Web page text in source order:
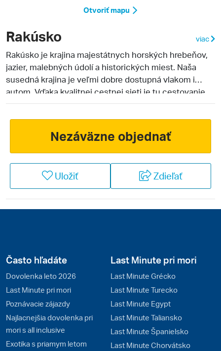
Otvoriť mapu
Rakúsko viac
Rakúsko je krajina majestátnych horských hrebeňov,
jazier, malebných údolí a historických miest. Naša
susedná krajina je veľmi dobre dostupná vlakom i
autom. Vďaka kvalitnej cestnej sieti je tu cestovanie
pohodlné a rýchle. Veľká časť rakúskeho územia je
mesiacoch. Všeobecne vysoká kvalita služieb a
možností vyžitia pre rodiny s deťmi sú istotou, s ktorou
môžete pri cestovaní do tejto krajiny počítať. Služby
sú vo vyspelom Rakúsku precízne a mnohokrát
prekvapia. Cieľom nádhernej letnej dovolenky môžu
byť horské túry, ako aj wellness oddych pri
strediská slovenských lyžiarov Dachstein West alebo
Dachstein / Schladming.
Nezáväzne objednať
Uložiť Zdieľať
Často hľadáte
Dovolenka leto 2026
Last Minute pri mori
Poznávacie zájazdy
Najlacnejšia dovolenka pri
mori s all inclusive
Exotika s priamym letom
Last Minute pri mori
Last Minute Grécko
Last Minute Turecko
Last Minute Egypt
Last Minute Taliansko
Last Minute Španielsko
Last Minute Chorvátsko